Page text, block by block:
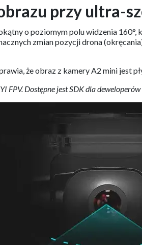
przy ultra-
o poziomym polu widzenia
zmian pozycji drona
że obraz z kamery A2 mini jest
FPV. Dostępne jest SDK dla